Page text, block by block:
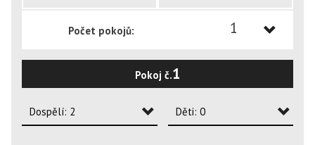
Počet pokojů: 1
Pokoj č.1
Dospělí: 2 Děti: 0